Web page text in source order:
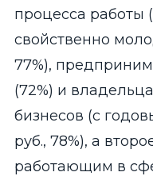
процесса работы
свойственно
77%),
(72%) и
бизнесов (с
руб., 78%), а
работающим в